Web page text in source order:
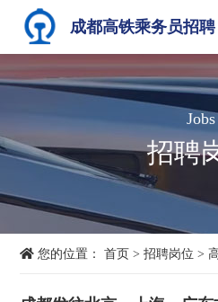
成都高铁乘务员招聘
Jobs
招聘
您的位置：首页 >招聘岗位 >